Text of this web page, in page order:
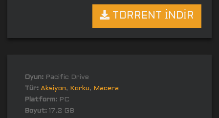
TORRENT İNDİR
Oyun: Pacific Drive
Tür: Aksiyon, Korku,
Macera
Platform: PC
Boyut: 17.2 GB